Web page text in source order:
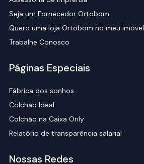
Seja um Fornecedor Ortobom
Quero uma loja Ortobom no meu imóvel
Trabalhe Conosco
Páginas Especiais
Fábrica dos sonhos
Colchão Ideal
Colchão na Caixa Only
Relatório de transparência salarial
Nossas Redes